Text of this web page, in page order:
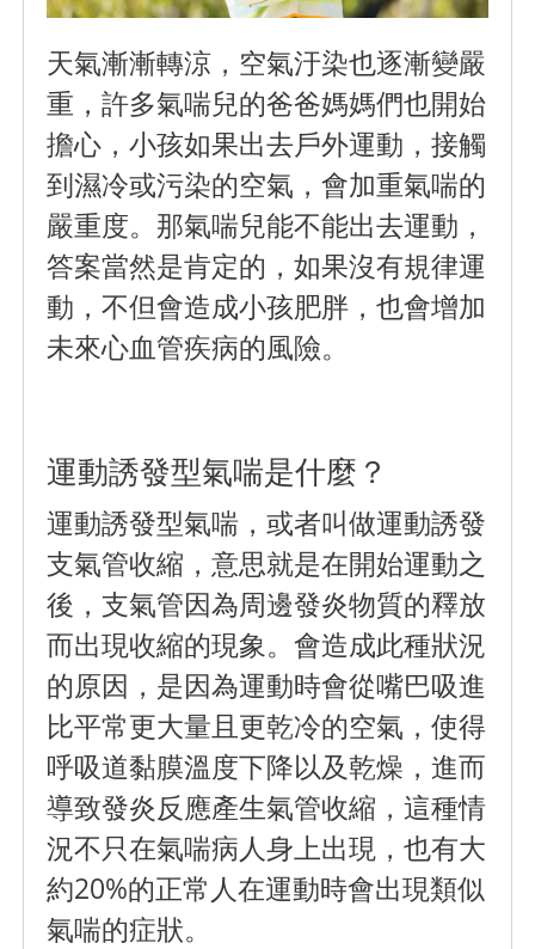
天氣漸漸轉涼，空氣汙染也逐漸變嚴
重，許多氣喘兒的爸爸媽媽們也開始
擔心，小孩如果出去戶外運動，接觸
到濕冷或污染的空氣，會加重氣喘的
嚴重度。那氣喘兒能不能出去運動，
答案當然是肯定的，如果沒有規律運
動，不但會造成小孩肥胖，也會增加
未來心血管疾病的風險。
運動誘發型氣喘是什麼 ？
運動誘發型氣喘，或者叫做運動誘發
支氣管收縮，意思就是在開始運動之
後，支氣管因為周邊發炎物質的釋放
而出現收縮的現象。會造成此種狀況
的原因，是因為運動時會從嘴巴吸進
比平常更大量且更乾冷的空氣，使得
呼吸道黏膜溫度下降以及乾燥，進而
導致發炎反應產生氣管收縮，這種情
況不只在氣喘病人身上出現，也有大
約20%的正常人在運動時會出現類似
氣喘的症狀。